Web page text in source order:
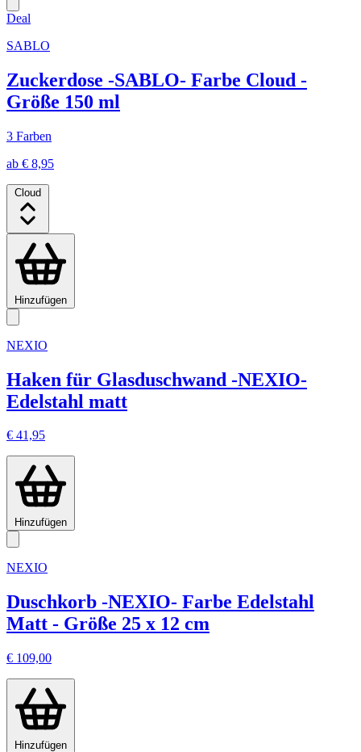
Deal
SABLO
Zuckerdose -SABLO- Farbe Cloud -
Größe 150 ml
3 Farben
ab € 8,95
Cloud
Hinzufügen
NEXIO
Haken für Glasduschwand -NEXIO-
Edelstahl matt
€ 41,95
Hinzufügen
NEXIO
Duschkorb -NEXIO- Farbe Edelstahl
Matt - Größe 25 x 12 cm
€ 109,00
Hinzufügen